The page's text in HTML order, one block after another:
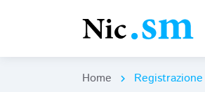
Home chevron_right Registrazione